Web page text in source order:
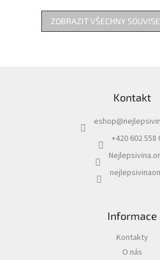
ZOBRAZIT VŠECHNY
Kontakt
eshop@
+420 602 558
Informace
Kontakty
O nás